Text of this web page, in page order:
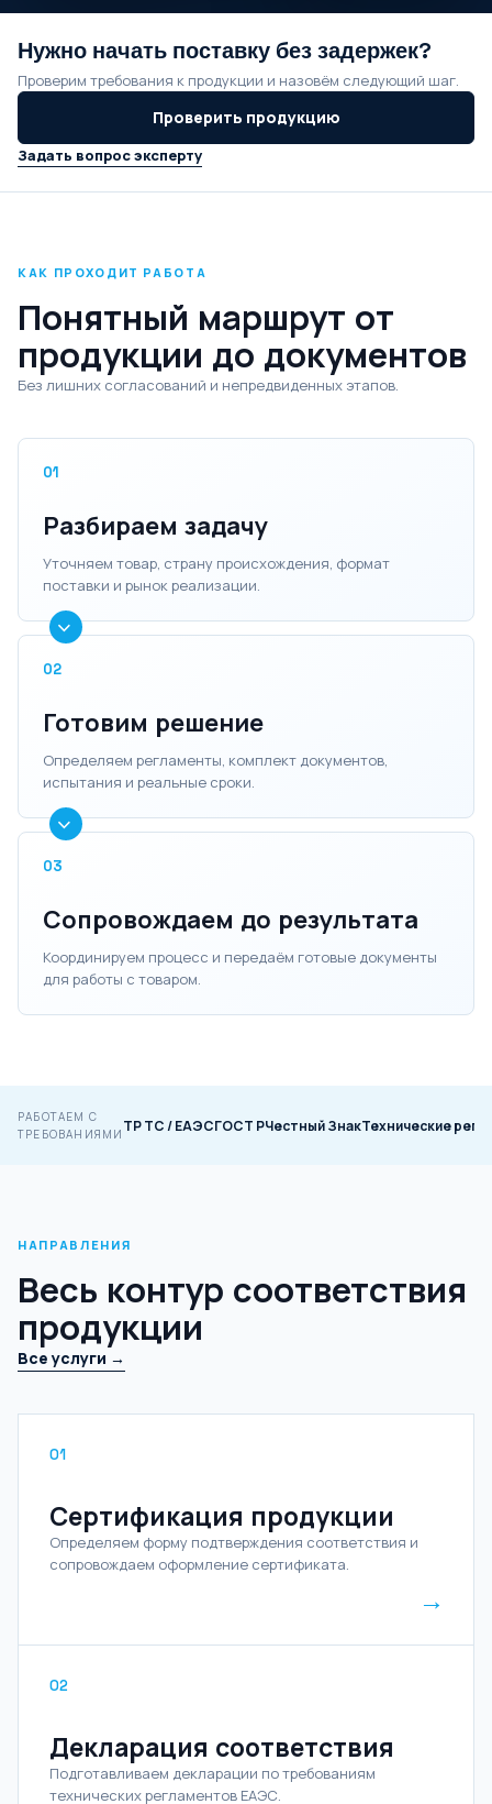
Нужно начать поставку без задержек?
Проверим требования к продукции и назовём следующий шаг.
Проверить продукцию
Задать вопрос эксперту
КАК ПРОХОДИТ РАБОТА
Понятный маршрут от
продукции до документов
Без лишних согласований и непредвиденных этапов.
01
Разбираем задачу
Уточняем товар, страну происхождения, формат
поставки и рынок реализации.
02
Готовим решение
Определяем регламенты, комплект документов,
испытания и реальные сроки.
03
Сопровождаем до результата
Координируем процесс и передаём готовые документы
для работы с товаром.
РАБОТАЕМ С
ТРЕБОВАНИЯМИ ТР ТС / ЕАЭСГОСТ РЧестный ЗнакТехнические
НАПРАВЛЕНИЯ
Весь контур соответствия
продукции
Все услуги →
01
Сертификация продукции
Определяем форму подтверждения соответствия и
сопровождаем оформление сертификата.
→
02
Декларация соответствия
Подготавливаем декларации по требованиям
технических регламентов ЕАЭС.